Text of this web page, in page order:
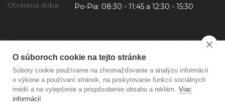
O súboroch cookie na tejto stránke
Súbory cookie používame na zhromažďovanie a analýzu informácií
o výkone a používaní stránok, na poskytovanie funkcií sociálnych
médií a na vylepšenie a prispôsobenie obsahu a reklám. Viac
informácií
Otváracia doba Po-Pia: 08:30 - 11:45 a 12:30 - 15:30